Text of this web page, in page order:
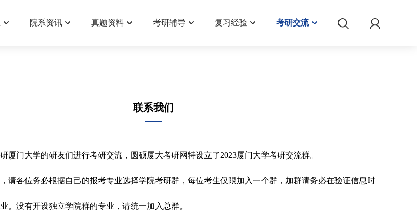
院系资讯 真题资料 考研辅导 复习经验 考研交流
联系我们
厦门大学的研友们进行考研交流，圆硕厦大考研网特设立了2023厦门大学考研交流群。
请各位务必根据自己的报考专业选择学院考研群，每位考生仅限加入一个群，加群请务必在验证信息时
。没有开设独立学院群的专业，请统一加入总群。